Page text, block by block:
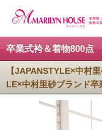
卒業式袴＆着物800点
【JAPANSTYLE×中村
LE×中村里砂ブランド